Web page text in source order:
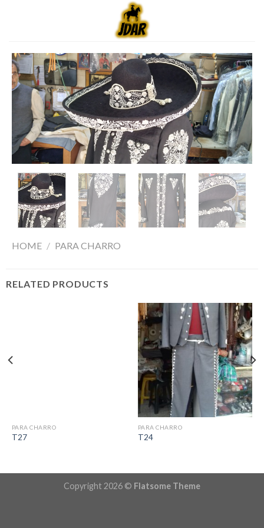
HOME / PARA CHARRO
RELATED PRODUCTS
PARA CHARRO
T27
PARA CHARRO
T24
Copyright 2026 © Flatsome Theme